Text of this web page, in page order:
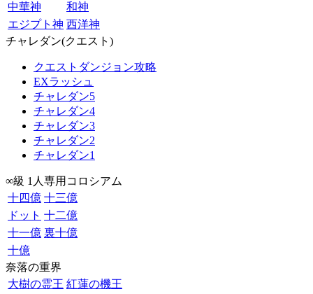
中華神
和神
エジプト神 西洋神
チャレダン(クエスト)
クエストダンジョン攻略
EXラッシュ
チャレダン5
チャレダン4
チャレダン3
チャレダン2
チャレダン1
∞級 1人専用コロシアム
十四億 十三億
ドット 十二億
十一億 裏十億
十億
奈落の重界
大樹の霊王 紅蓮の機王